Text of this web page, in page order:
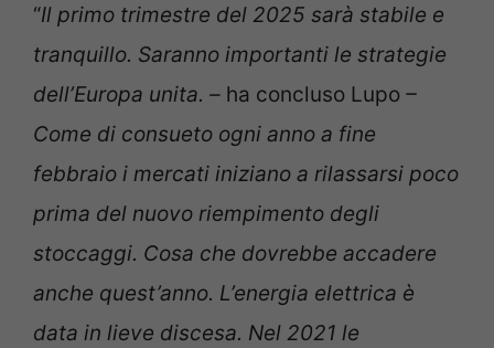
“Il primo trimestre del 2025 sarà stabile e
tranquillo. Saranno importanti le strategie
dell’Europa unita. – ha concluso Lupo –
Come di consueto ogni anno a fine
febbraio i mercati iniziano a rilassarsi poco
prima del nuovo riempimento degli
stoccaggi. Cosa che dovrebbe accadere
anche quest’anno. L’energia elettrica è
data in lieve discesa. Nel 2021 le